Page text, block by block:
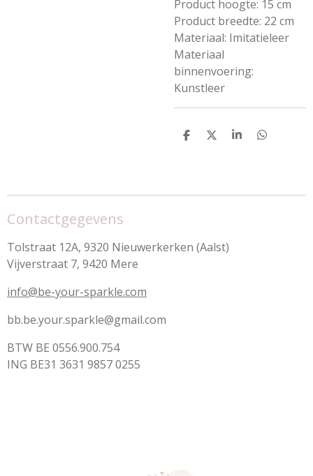
Product hoogte: 15 cm
Product breedte: 22 cm
Materiaal: Imitatieleer
Materiaal
binnenvoering:
Kunstleer
D
D
S
D
Contactgegevens
Tolstraat 12A, 9320 Nieuwerkerken (Aalst)
Vijverstraat 7, 9420 Mere
info@be-your-sparkle.com
bb.be.your.sparkle@gmail.com
BTW BE 0556.900.754
ING BE31 3631 9857 0255